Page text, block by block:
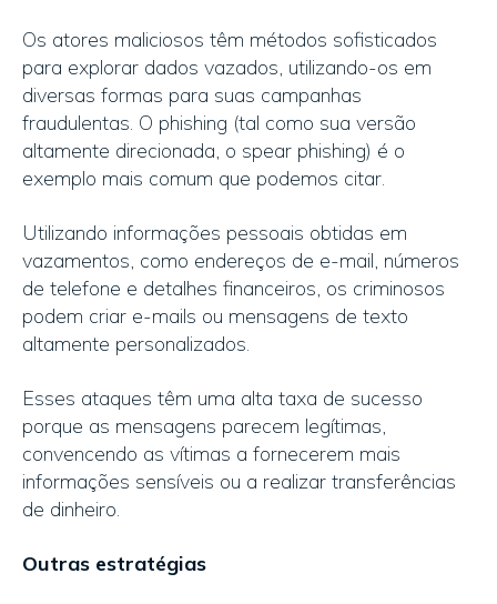
Os atores maliciosos têm métodos sofisticados
para explorar dados vazados, utilizando-os em
diversas formas para suas campanhas
fraudulentas. O phishing (tal como sua versão
altamente direcionada, o spear phishing) é o
exemplo mais comum que podemos citar.
Utilizando informações pessoais obtidas em
vazamentos, como endereços de e-mail, números
de telefone e detalhes financeiros, os criminosos
podem criar e-mails ou mensagens de texto
altamente personalizados.
Esses ataques têm uma alta taxa de sucesso
porque as mensagens parecem legítimas,
convencendo as vítimas a fornecerem mais
informações sensíveis ou a realizar transferências
de dinheiro.
Outras estratégias